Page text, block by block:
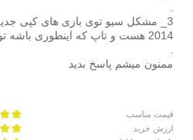
3_ مشکل سیو توی بازی های کپی
2014 هست و تاپ که اینطوری باشه توی سیو بازی مشکل پیش میاد؟
ممنون میشم پاسخ بدید
قیمت مناسب
ارزش خرید